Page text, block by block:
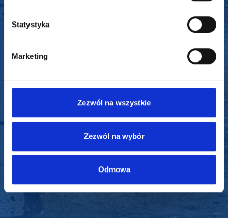
Statystyka
Marketing
Zezwól na wszystkie
Zezwól na wybór
Odmowa